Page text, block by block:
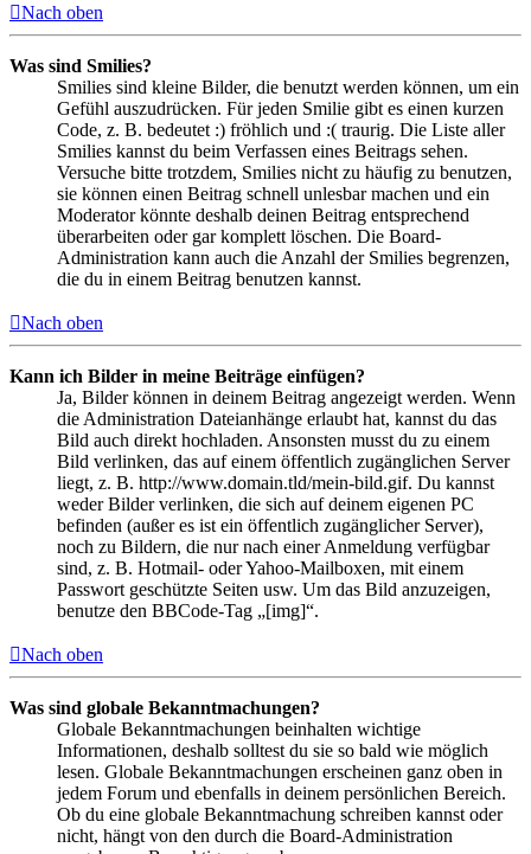
Nach oben
Was sind Smilies?
Smilies sind kleine Bilder, die benutzt werden können, um ein
Gefühl auszudrücken. Für jeden Smilie gibt es einen kurzen
Code, z. B. bedeutet :) fröhlich und :( traurig. Die Liste aller
Smilies kannst du beim Verfassen eines Beitrags sehen.
Versuche bitte trotzdem, Smilies nicht zu häufig zu benutzen,
sie können einen Beitrag schnell unlesbar machen und ein
Moderator könnte deshalb deinen Beitrag entsprechend
überarbeiten oder gar komplett löschen. Die Board-
Administration kann auch die Anzahl der Smilies begrenzen,
die du in einem Beitrag benutzen kannst.
Nach oben
Kann ich Bilder in meine Beiträge einfügen?
Ja, Bilder können in deinem Beitrag angezeigt werden. Wenn
die Administration Dateianhänge erlaubt hat, kannst du das
Bild auch direkt hochladen. Ansonsten musst du zu einem
Bild verlinken, das auf einem öffentlich zugänglichen Server
liegt, z. B. http://www.domain.tld/mein-bild.gif. Du kannst
weder Bilder verlinken, die sich auf deinem eigenen PC
befinden (außer es ist ein öffentlich zugänglicher Server),
noch zu Bildern, die nur nach einer Anmeldung verfügbar
sind, z. B. Hotmail- oder Yahoo-Mailboxen, mit einem
Passwort geschützte Seiten usw. Um das Bild anzuzeigen,
benutze den BBCode-Tag „[img]“.
Nach oben
Was sind globale Bekanntmachungen?
Globale Bekanntmachungen beinhalten wichtige
Informationen, deshalb solltest du sie so bald wie möglich
lesen. Globale Bekanntmachungen erscheinen ganz oben in
jedem Forum und ebenfalls in deinem persönlichen Bereich.
Ob du eine globale Bekanntmachung schreiben kannst oder
nicht, hängt von den durch die Board-Administration